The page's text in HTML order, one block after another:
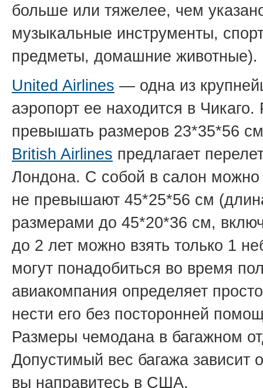
больше или тяжелее, чем
музыкальные инструменты,
предметы, домашние животные).
United Airlines — одна из
аэропорт ее находится в
превышать размеров 23*35*56
British Airlines предлагает
Лондона. С собой в салон можно
не превышают 45*25*56 см
размерами до 45*20*36 см,
до 2 лет можно взять только 1
могут понадобиться во время
авиакомпания определяет
нести его без посторонней
Размеры чемодана в багажном
Допустимый вес багажа зависит
вы направитесь в США.